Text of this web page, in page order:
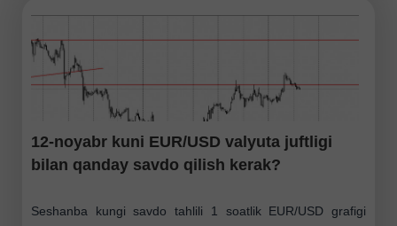
12-noyabr kuni EUR/USD valyuta juftligi
bilan qanday savdo qilish kerak?
Seshanba kungi savdo tahlili 1 soatlik EUR/USD grafigi